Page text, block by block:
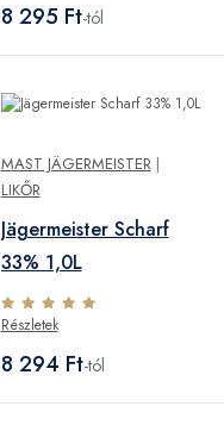
8 295 Ft-tól
MAST JÄGERMEISTER|
LIKŐR
Jägermeister Scharf
33% 1,0L
Részletek
8 294 Ft-tól